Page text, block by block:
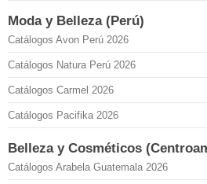
Moda y Belleza (Perú)
Catálogos Avon Perú 2026
Catálogos Natura Perú 2026
Catálogos Carmel 2026
Catálogos Pacifika 2026
Belleza y Cosméticos
Catálogos Arabela Guatemala 2026